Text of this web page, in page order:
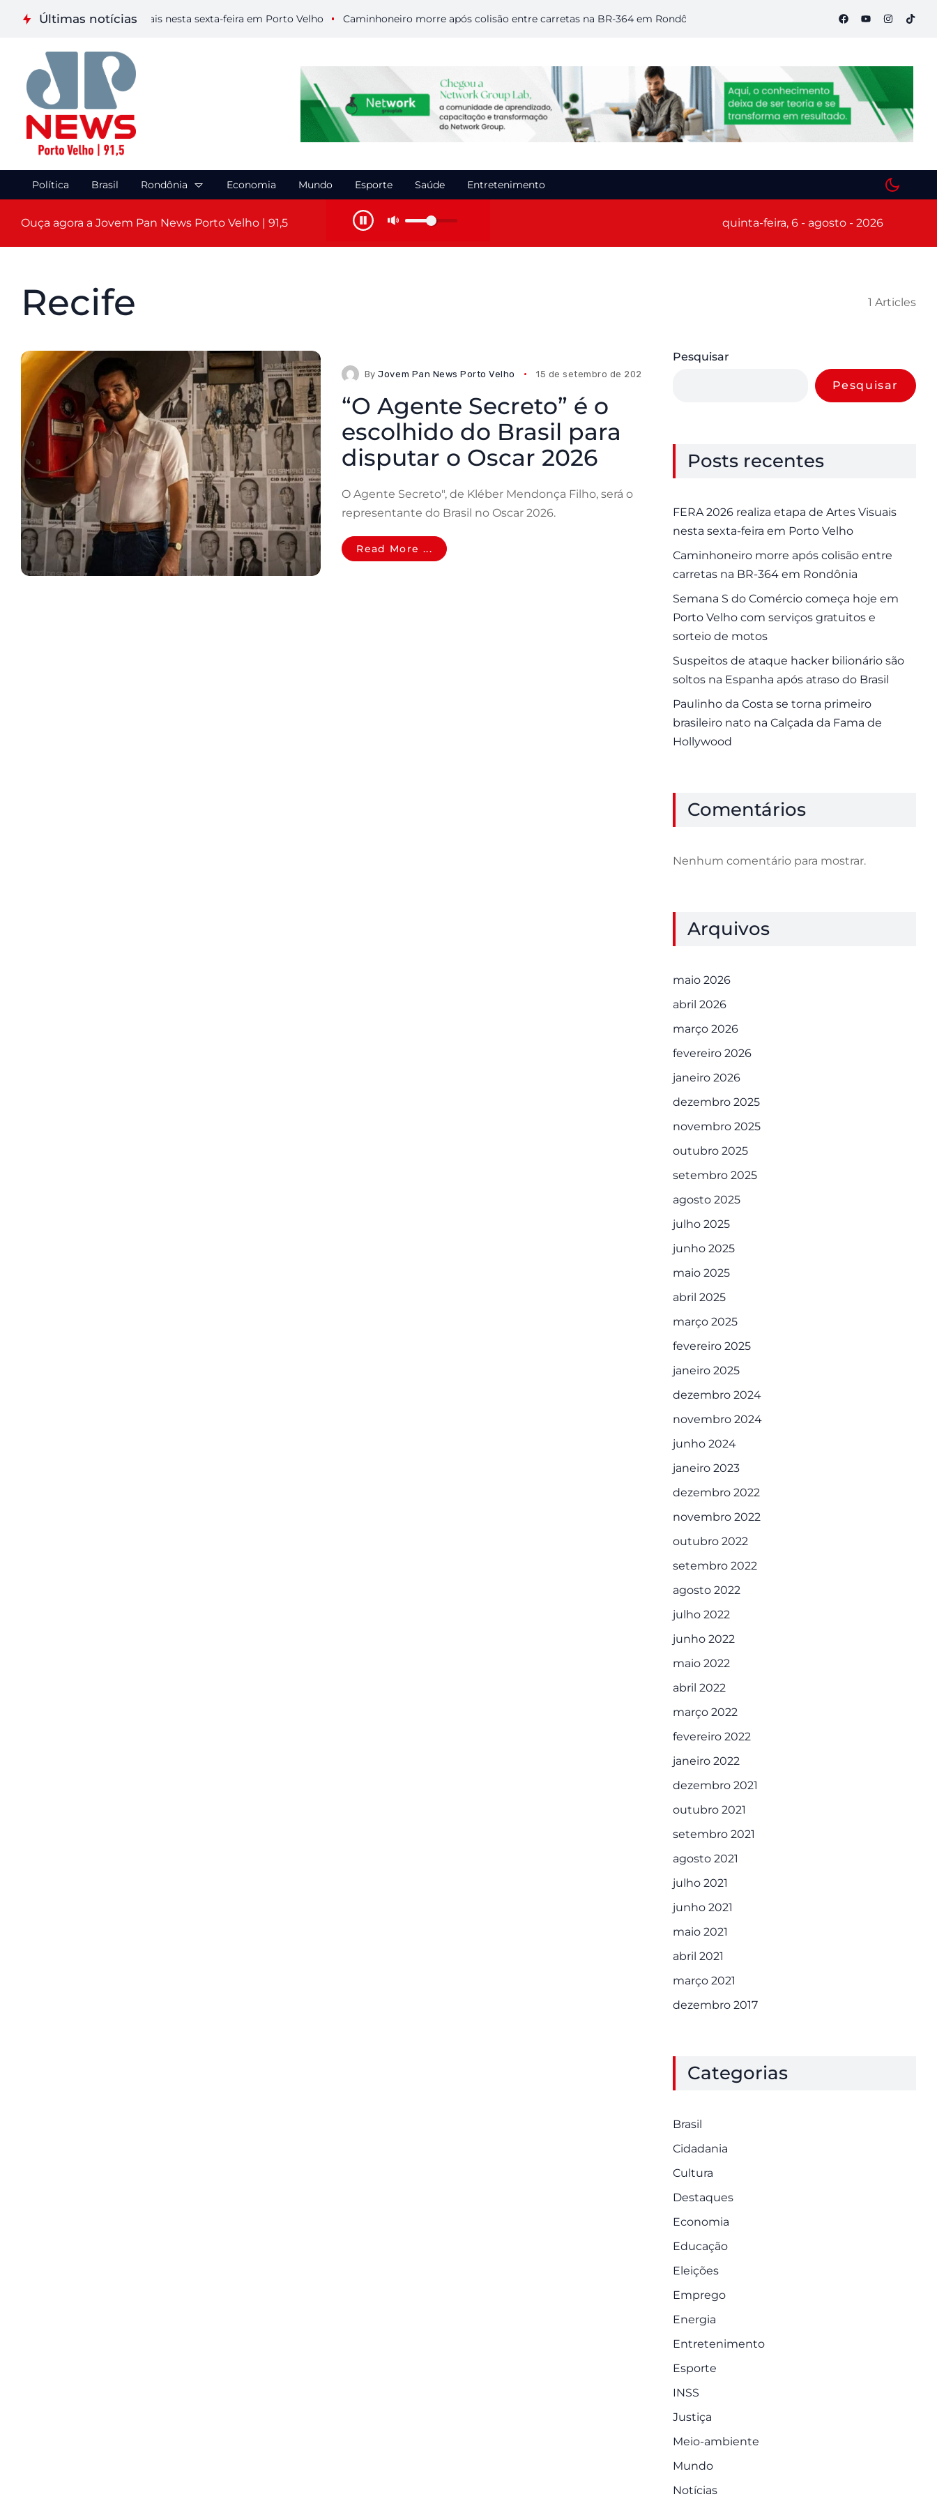
Últimas notícias
etapa de Artes Visuais nesta sexta-feira em Porto Velho Caminhoneiro morre após colisão entre carretas na BR-364 em Rondônia Semana S do Comércio começa hoje em Porto
Política Brasil Rondônia Economia Mundo Esporte Saúde Entretenimento
Ouça agora a Jovem Pan News Porto Velho | 91,5 quinta-feira, 6 - agosto - 2026
Recife 1 Articles
ByJovem Pan News Porto Velho 15 de setembro de 2025
“O Agente Secreto” é o
escolhido do Brasil para
disputar o Oscar 2026
O Agente Secreto", de Kléber Mendonça Filho, será o
representante do Brasil no Oscar 2026.
Read More ...
Pesquisar
Pesquisar
Posts recentes
FERA 2026 realiza etapa de Artes Visuais
nesta sexta-feira em Porto Velho
Caminhoneiro morre após colisão entre
carretas na BR-364 em Rondônia
Semana S do Comércio começa hoje em
Porto Velho com serviços gratuitos e
sorteio de motos
Suspeitos de ataque hacker bilionário são
soltos na Espanha após atraso do Brasil
Paulinho da Costa se torna primeiro
brasileiro nato na Calçada da Fama de
Hollywood
Comentários
Nenhum comentário para mostrar.
Arquivos
maio 2026
abril 2026
março 2026
fevereiro 2026
janeiro 2026
dezembro 2025
novembro 2025
outubro 2025
setembro 2025
agosto 2025
julho 2025
junho 2025
maio 2025
abril 2025
março 2025
fevereiro 2025
janeiro 2025
dezembro 2024
novembro 2024
junho 2024
janeiro 2023
dezembro 2022
novembro 2022
outubro 2022
setembro 2022
agosto 2022
julho 2022
junho 2022
maio 2022
abril 2022
março 2022
fevereiro 2022
janeiro 2022
dezembro 2021
outubro 2021
setembro 2021
agosto 2021
julho 2021
junho 2021
maio 2021
abril 2021
março 2021
dezembro 2017
Categorias
Brasil
Cidadania
Cultura
Destaques
Economia
Educação
Eleições
Emprego
Energia
Entretenimento
Esporte
INSS
Justiça
Meio-ambiente
Mundo
Notícias